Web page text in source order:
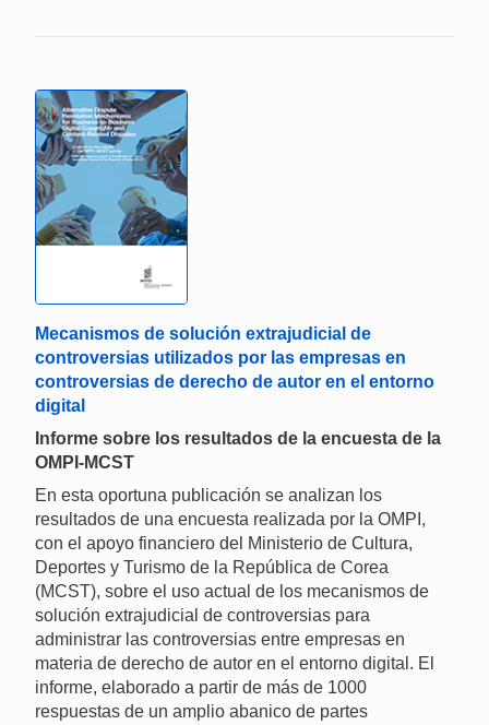
Mecanismos de solución extrajudicial de
controversias utilizados por las empresas en
controversias de derecho de autor en el entorno
digital
Informe sobre los resultados de la encuesta de la
OMPI-MCST
En esta oportuna publicación se analizan los
resultados de una encuesta realizada por la OMPI,
con el apoyo financiero del Ministerio de Cultura,
Deportes y Turismo de la República de Corea
(MCST), sobre el uso actual de los mecanismos de
solución extrajudicial de controversias para
administrar las controversias entre empresas en
materia de derecho de autor en el entorno digital. El
informe, elaborado a partir de más de 1000
respuestas de un amplio abanico de partes